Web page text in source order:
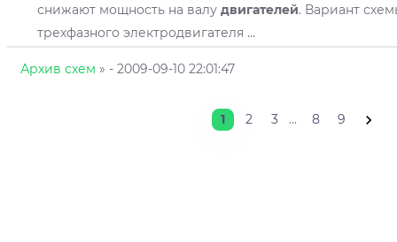
снижают мощность на валу двигателей. Вариант
трехфазного электродвигателя ...
Архив схем » - 2009-09-10 22:01:47
1 2 3 ... 8 9